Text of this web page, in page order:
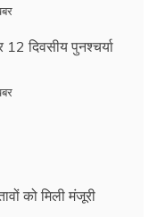
दिवसीय पुनश्चर्या
को मिली मंजूरी